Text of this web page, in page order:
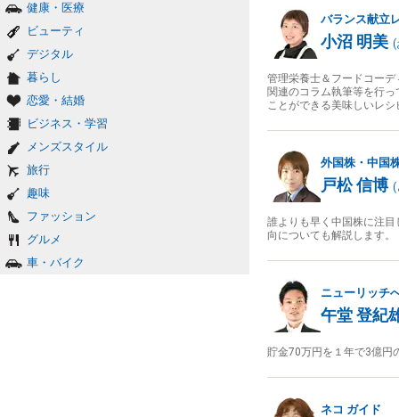
健康・医療
ビューティ
デジタル
暮らし
恋愛・結婚
ビジネス・学習
メンズスタイル
旅行
趣味
ファッション
グルメ
車・バイク
バランス献立
小沼 明美 (
管理栄養士＆フードコー
関連のコラム執筆等を行
ことができる美味しいレ
外国株・中国
戸松 信博 (
誰よりも早く中国株に注
向についても解説します。
ニューリッチ
午堂 登紀
貯金70万円を１年で3億円
ネコ ガイド